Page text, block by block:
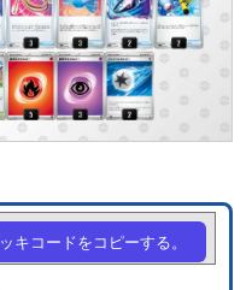
キコードをコピーする。